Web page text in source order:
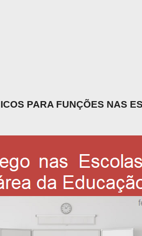
PARA FUNÇÕES NAS